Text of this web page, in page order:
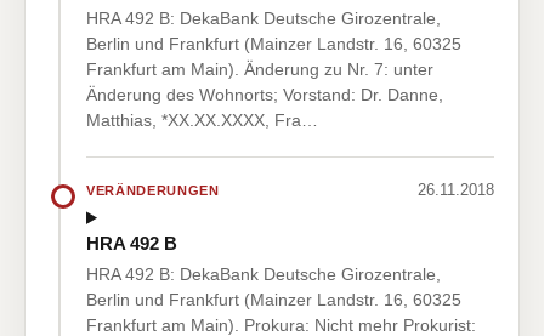
HRA 492 B: DekaBank Deutsche Girozentrale,
Berlin und Frankfurt (Mainzer Landstr. 16, 60325
Frankfurt am Main). Änderung zu Nr. 7: unter
Änderung des Wohnorts; Vorstand: Dr. Danne,
Matthias, *XX.XX.XXXX, Fra…
VERÄNDERUNGEN 26.11.2018
HRA 492 B
HRA 492 B: DekaBank Deutsche Girozentrale,
Berlin und Frankfurt (Mainzer Landstr. 16, 60325
Frankfurt am Main). Prokura: Nicht mehr Prokurist: